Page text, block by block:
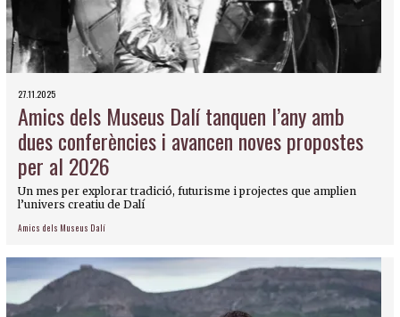
27.11.2025
Amics dels Museus Dalí tanquen l’any amb
dues conferències i avancen noves propostes
per al 2026
Un mes per explorar tradició, futurisme i projectes que amplien
l’univers creatiu de Dalí
Amics dels Museus Dalí